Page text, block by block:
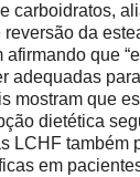
carboidratos,
da
que
adequadas
mostram que
dietética
LCHF também
em